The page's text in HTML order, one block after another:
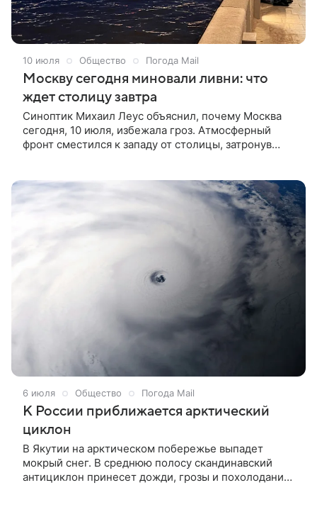
10 июля Общество Погода Mail
Москву сегодня миновали ливни: что
ждет столицу завтра
Синоптик Михаил Леус объяснил, почему Москва
сегодня, 10 июля, избежала гроз. Атмосферный
фронт сместился к западу от столицы, затронув
серьезных осадков, и день прошел сравнительно
спокойно. Причина такого благоприятного расклада
— расположение атмосферного фронта, который
вытянулся по западным районам Подмосковья, а
грозовые очаги сместились вдоль него с
юго‑востока на северо‑запад, сообщил синоптик
6 июля Общество Погода Mail
К России приближается арктический
циклон
В Якутии на арктическом побережье выпадет
мокрый снег. В среднюю полосу скандинавский
антициклон принесет дожди, грозы и похолодание.